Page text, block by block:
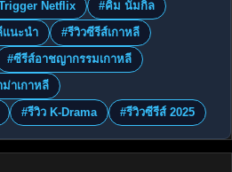
Netflix
#คิม นัมกิล
แนะนำ
#รีวิวซีรีส์เกาหลี
#ซีรีส์อาชญากรรมเกาหลี
าเกาหลี
#รีวิว K-Drama #รีวิวซีรีส์ 2025